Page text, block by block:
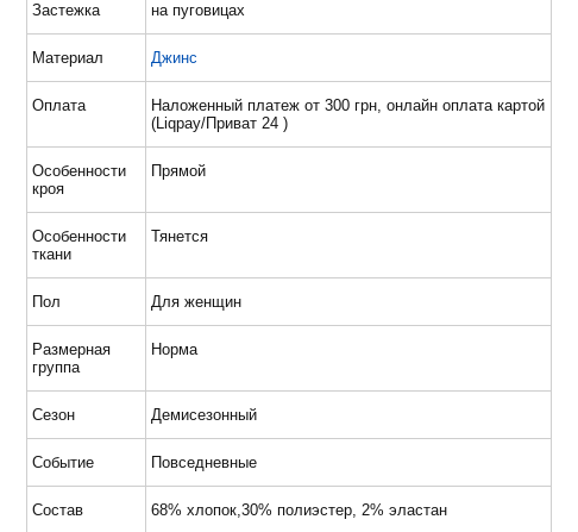
Застежка на пуговицах
Материал Джинс
Оплата
Наложенный платеж от 300 грн, онлайн оплата картой
(Liqpay/Приват 24 )
Особенности
кроя
Прямой
Особенности
ткани
Тянется
Пол Для женщин
Размерная
группа
Норма
Сезон Демисезонный
Событие Повседневные
Состав 68% хлопок,30% полиэстер, 2% эластан